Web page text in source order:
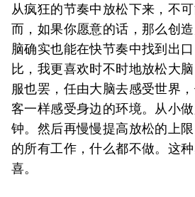
从疯狂的节奏中放松下来，不
而，如果你愿意的话，那么创
脑确实也能在快节奏中找到出
比，我更喜欢时不时地放松大
服也罢，任由大脑去感受世界
客一样感受身边的环境。从小
钟。然后再慢慢提高放松的上
的所有工作，什么都不做。这
喜。